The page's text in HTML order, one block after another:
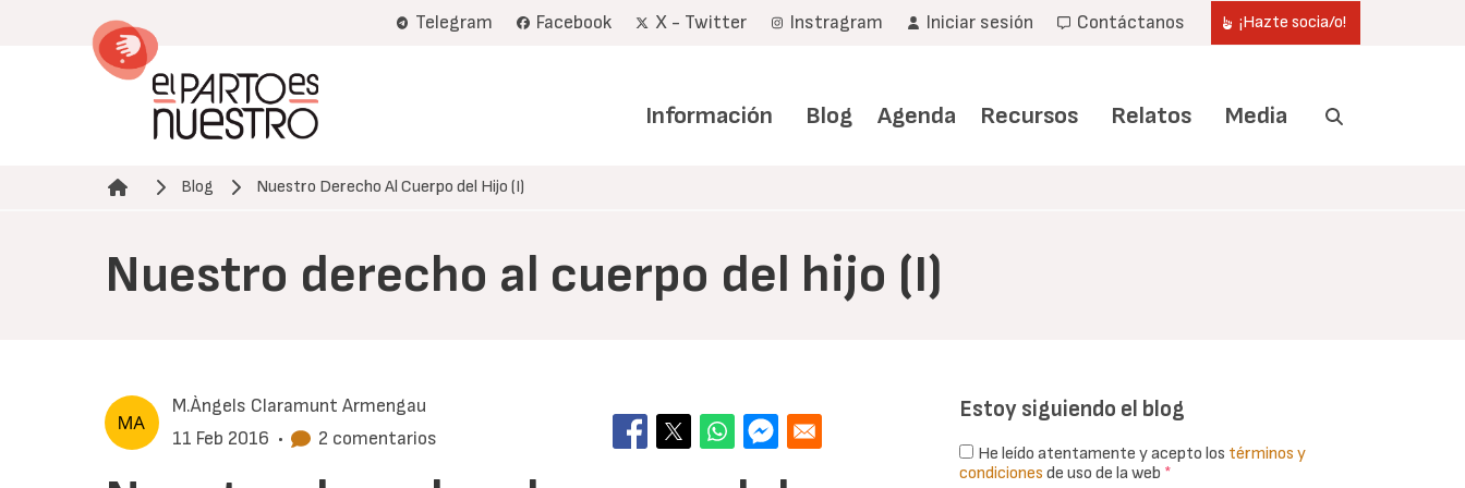
Telegram Facebook X - Twitter Instragram Iniciar sesión Contáctanos ¡Hazte socia/o!
Información Blog Agenda Recursos Relatos Media
Ruta de navegación
Blog Nuestro Derecho Al Cuerpo del Hijo (I)
Nuestro derecho al cuerpo del hijo (I)
M.Àngels Claramunt Armengau
11 Feb 2016 • 2 comentarios
Estoy siguiendo el blog
He leído atentamente y acepto los términos y
condiciones de uso de la web *